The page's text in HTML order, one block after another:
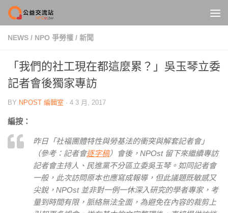
Skip to content
NEWS / NPO 爭勞權 / 新聞
「我們的社工現在都這麼累？」吳玉琴立委
記者會後獨家專訪
BY NPOST 編輯室 · 4 3 月, 2017
編按：
昨日「社福團體特性與勞基法的衝突與解套記者會」
（參考：記者會逐字稿）會後，NPOst 留下來繼續專訪
記者會主持人、民進黨不分區立委吳玉琴。如同記者會
一般，此次訪問原本也應寫成報導，但此議題既敏感又
尖銳，NPOst 並非對一例一休深入研究的學者專家，考
量到時間有限，脈絡無法全面，為避免在內容的裁剪上